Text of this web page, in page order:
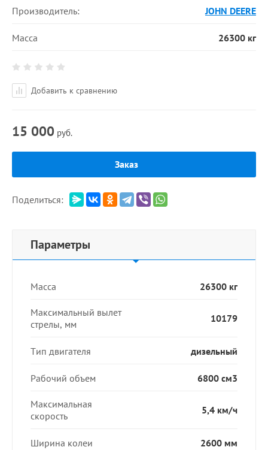
Производитель: JOHN DEERE
Масса 26300 кг
Добавить к сравнению
15 000 руб.
Заказ
Поделиться:
Параметры
Масса 26300 кг
Максимальный вылет
стрелы, мм
10179
Тип двигателя дизельный
Рабочий объем 6800 см3
Максимальная
скорость
5,4 км/ч
Ширина колеи 2600 мм